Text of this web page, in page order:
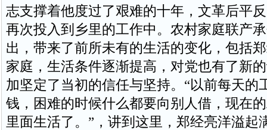
志支撑着他度过了艰难的十年，文革后平
再次投入到乡里的工作中。农村家庭联产
出，带来了前所未有的生活的变化，包括
家庭，生活条件逐渐提高，对党也有了新
加坚定了当初的信任与坚持。“以前每天的
钱，困难的时候什么都要向别人借，现在
里面生活了。”，讲到这里，郑经亮洋溢起